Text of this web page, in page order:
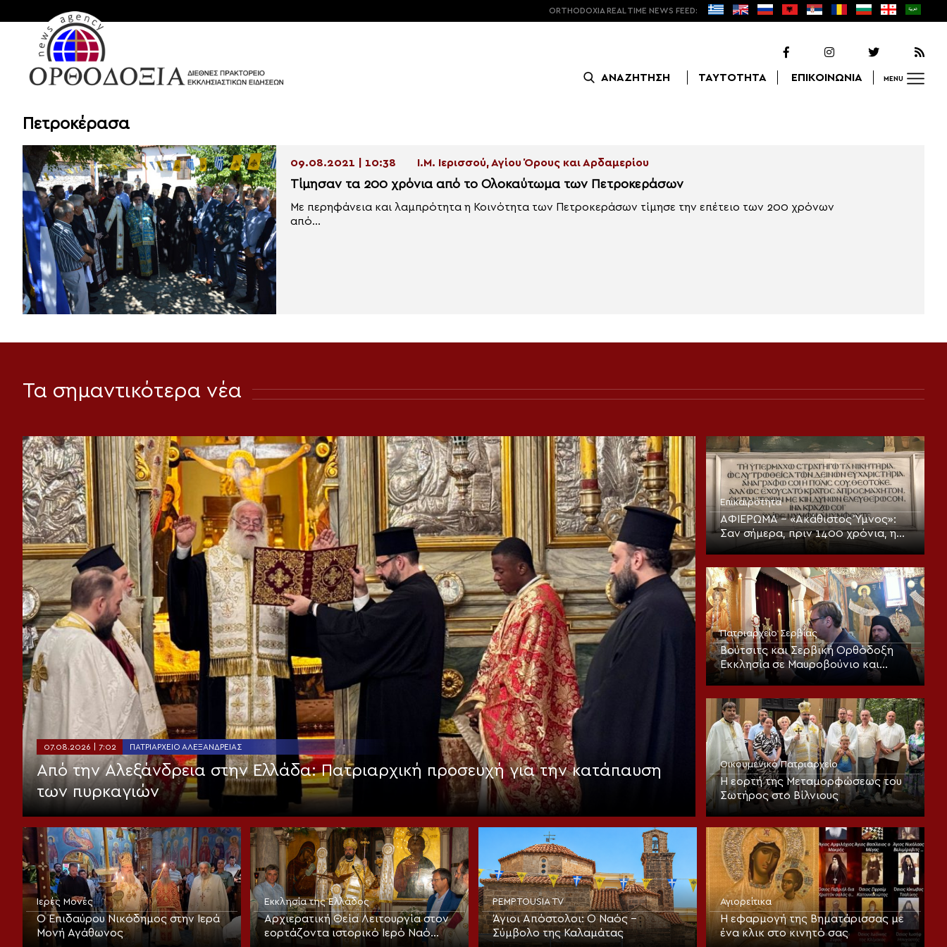
ORTHODOXIA REAL TIME NEWS FEED:
ΑΝΑΖΗΤΗΣΗ ΤΑΥΤΟΤΗΤΑ ΕΠΙΚΟΙΝΩΝΙΑ MENU
Πετροκέρασα
09.08.2021 | 10:38 Ι.Μ. Ιερισσού, Αγίου Όρους και Αρδαμερίου
Τίμησαν τα 200 χρόνια από το Ολοκαύτωμα των Πετροκεράσων
Με περηφάνεια και λαμπρότητα η Κοινότητα των Πετροκεράσων τίμησε την επέτειο των 200 χρόνων
από...
Τα σημαντικότερα νέα
07.08.2026 | 7:02 ΠΑΤΡΙΑΡΧΕΊΟ ΑΛΕΞΑΝΔΡΕΊΑΣ
Από την Αλεξάνδρεια στην Ελλάδα: Πατριαρχική προσευχή για την κατάπαυση
των πυρκαγιών
Επικαιρότητα
ΑΦΙΕΡΩΜΑ – «Ακάθιστος Ύμνος»:
Σαν σήμερα, πριν 1400 χρόνια, η
πρώτη ψαλμώδηση της
Εκκλησίας
Πατριαρχείο Σερβίας
Βούτσιτς και Σερβική Ορθόδοξη
Εκκλησία σε Μαυροβούνιο και
Βοσνία
Οικουμενικό Πατριαρχείο
Η εορτή της Μεταμορφώσεως του
Σωτήρος στο Βίλνιους
Ιερές Μονές
Ο Επιδαύρου Νικόδημος στην Ιερά
Μονή Αγάθωνος
Εκκλησία της Ελλάδος
Αρχιερατική Θεία Λειτουργία στον
εορτάζοντα ιστορικό Ιερό Ναό
PEMPTOUSIA TV
Άγιοι Απόστολοι: Ο Ναός –
Σύμβολο της Καλαμάτας
Αγιορείτικα
Η εφαρμογή της Βηματάρισσας με
ένα κλικ στο κινητό σας